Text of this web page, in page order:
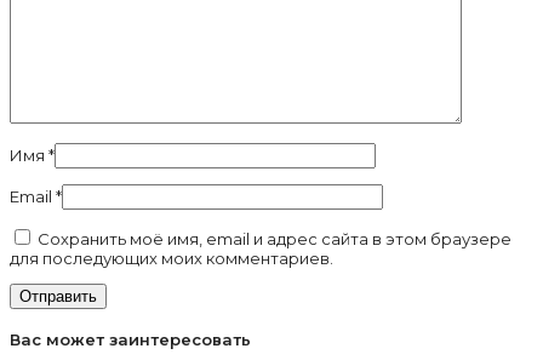
Имя *
Email *
Сохранить моё имя, email и адрес сайта в этом браузере
для последующих моих комментариев.
Вас может заинтересовать